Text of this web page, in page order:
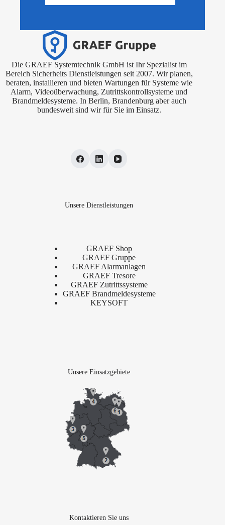
Die GRAEF Systemtechnik GmbH ist Ihr Spezialist im
Bereich Sicherheits Dienstleistungen seit 2007. Wir planen,
beraten, installieren und bieten Wartungen für Systeme wie
Alarm, Videoüberwachung, Zutrittskontrollsysteme und
Brandmeldesysteme. In Berlin, Brandenburg aber auch
bundesweit sind wir für Sie im Einsatz.
Unsere Dienstleistungen
GRAEF Shop
GRAEF Gruppe
GRAEF Alarmanlagen
GRAEF Tresore
GRAEF Zutrittssysteme
GRAEF Brandmeldesysteme
KEYSOFT
Unsere Einsatzgebiete
Kontaktieren Sie uns